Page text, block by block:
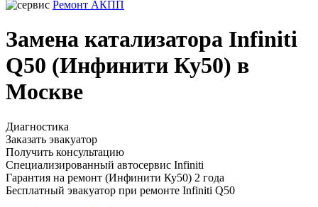
Ремонт АКПП
Замена катализатора Infiniti
Q50 (Инфинити Ку50) в
Москве
Диагностика
Заказать эвакуатор
Получить консультацию
Специализированный автосервис Infiniti
Гарантия на ремонт (Инфинити Ку50) 2 года
Бесплатный эвакуатор при ремонте Infiniti Q50